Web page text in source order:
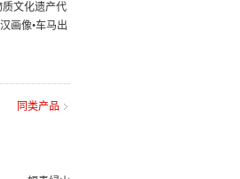
文化遗产代
画像•车马出
同类产品